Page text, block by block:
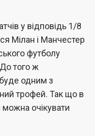
у відповідь 1/8
Мілан і Манчестер
футболу
того ж
одним з
трофей. Так що в
очікувати